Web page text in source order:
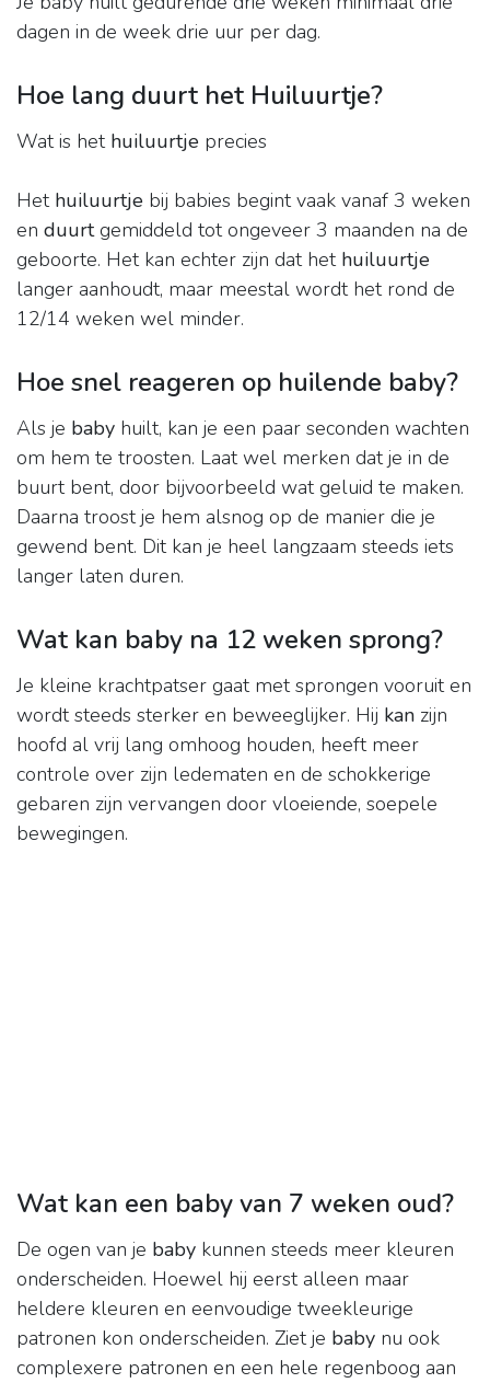
dagen in de week drie uur per dag.
Hoe lang duurt het Huiluurtje?
Wat is het huiluurtje precies
Het huiluurtje bij babies begint vaak vanaf 3 weken
en duurtgemiddeld tot ongeveer 3 maanden na de
geboorte. Het kan echter zijn dat het huiluurtje
langer aanhoudt, maar meestal wordt het rond de
12/14 weken wel minder.
Hoe snel reageren op huilende baby?
Als je baby huilt, kan je een paar seconden wachten
om hem te troosten. Laat wel merken dat je in de
buurt bent, door bijvoorbeeld wat geluid te maken.
Daarna troost je hem alsnog op de manier die je
gewend bent. Dit kan je heel langzaam steeds iets
langer laten duren.
Wat kan baby na 12 weken sprong?
Je kleine krachtpatser gaat met sprongen vooruit en
wordt steeds sterker en beweeglijker. Hij kan zijn
hoofd al vrij lang omhoog houden, heeft meer
controle over zijn ledematen en de schokkerige
gebaren zijn vervangen door vloeiende, soepele
bewegingen.
Wat kan een baby van 7 weken oud?
De ogen van je baby kunnen steeds meer kleuren
onderscheiden. Hoewel hij eerst alleen maar
heldere kleuren en eenvoudige tweekleurige
patronen kon onderscheiden. Ziet je baby nu ook
complexere patronen en een hele regenboog aan